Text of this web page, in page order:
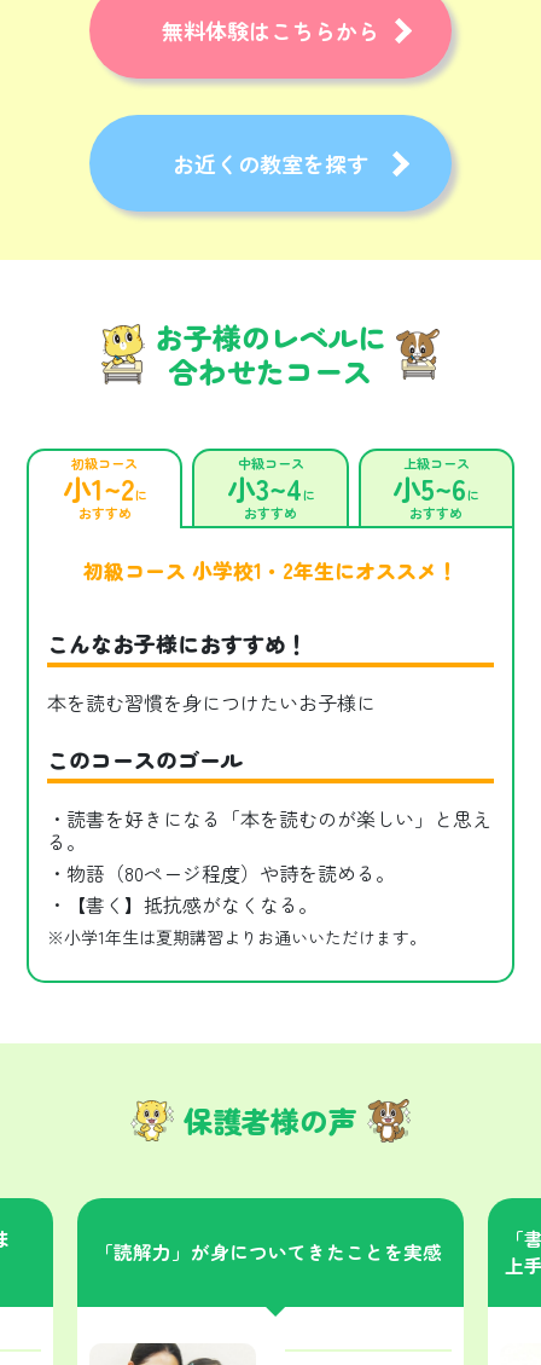
無料体験はこちらから
お近くの教室を探す
お子様のレベルに
合わせたコース
初級コース
小1~2に
おすすめ
中級コース
小3~4に
おすすめ
上級コース
小5~6に
おすすめ
初級コース 小学校1・2年生にオススメ！
こんなお子様におすすめ！
本を読む習慣を身につけたいお子様に
このコースのゴール
・読書を好きになる「本を読むのが楽しい」と思え
る。
・物語（80ページ程度）や詩を読める。
・【書く】抵抗感がなくなる。
※小学1年生は夏期講習よりお通いいただけます。
保護者様の声
「読解力」が身についてきたことを実感
「
上